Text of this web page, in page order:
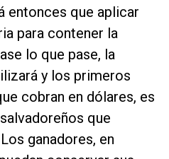
entonces que aplicar
para contener la
lo que pase, la
y los primeros
cobran en dólares, es
que
ganadores, en